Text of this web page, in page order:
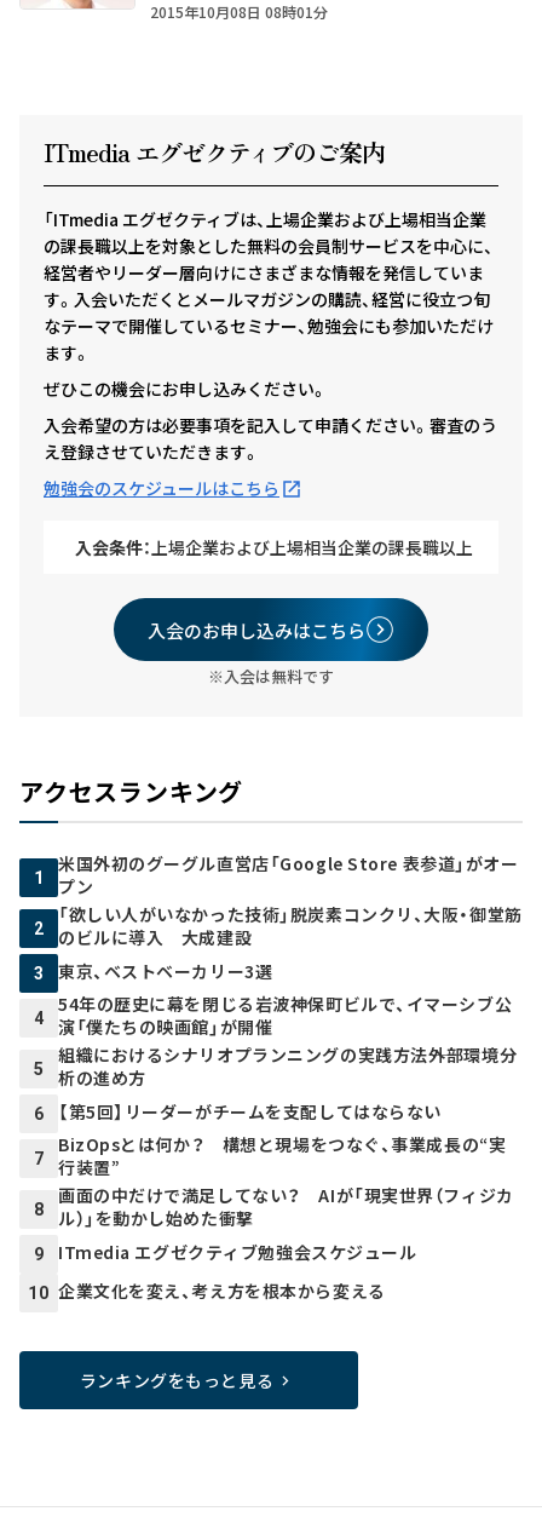
2015年10月08日 08時01分
ITmedia エグゼクティ ブのご案内
「ITmedia エグゼクティブは、上場企業および上場相当企業
の課長職以上を対象とした無料の会員制サービスを中心に、
経営者やリーダー層向けにさまざまな情報を発信していま
す。入会いただくとメールマガジンの購読、経営に役立つ旬
なテーマで開催しているセミナー、勉強会にも参加いただけ
ます。
ぜひこの機会にお申し込みください。
入会希望の方は必要事項を記入して申請ください。審査のう
え登録させていただきます。
勉強会のスケジュールはこちら
入会条件：上場企業および上場相当企業の課長職以上
入会のお申し込みはこちら
※入会は無料です
アクセスランキング
1
米国外初のグーグル直営店「Google Store 表参道」がオー
プン
2
「欲しい人がいなかった技術」脱炭素コンクリ、大阪・御堂筋
のビルに導入 大成建設
3 東京、ベストベーカリー3選
4
54年の歴史に幕を閉じる岩波神保町ビルで、イマーシブ公
演「僕たちの映画館」が開催
5
組織におけるシナリオプランニングの実践方法――外部環境分
析の進め方
6 【第5回】リーダーがチームを支配してはならない
7
BizOpsとは何か？ 構想と現場をつなぐ、事業成長の“実
行装置”
8
画面の中だけで満足してない？ AIが「現実世界（フィジカ
ル）」を動かし始めた衝撃
9 ITmedia エグゼクティブ勉強会スケジュール
10 企業文化を変え、考え方を根本から変える
ランキングをもっと見る